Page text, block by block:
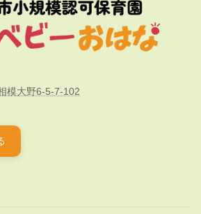
模大野6-5-7-102